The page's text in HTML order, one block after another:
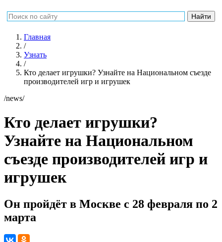
Главная
/
Узнать
/
Кто делает игрушки? Узнайте на Национальном съезде
производителей игр и игрушек
/news/
Кто делает игрушки?
Узнайте на Национальном
съезде производителей игр и
игрушек
Он пройдёт в Москве с 28 февраля по 2
марта